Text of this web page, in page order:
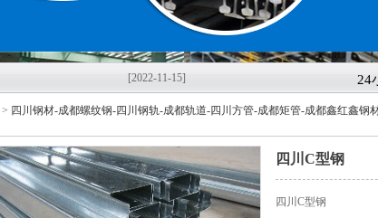
24
[2022-11-15]
[2022-11-04]
> 四川钢材-成都螺纹钢-四川钢轨-成都轨道-四川方管-成都矩管-成都鑫红鑫钢
四川C型钢
四川C型钢